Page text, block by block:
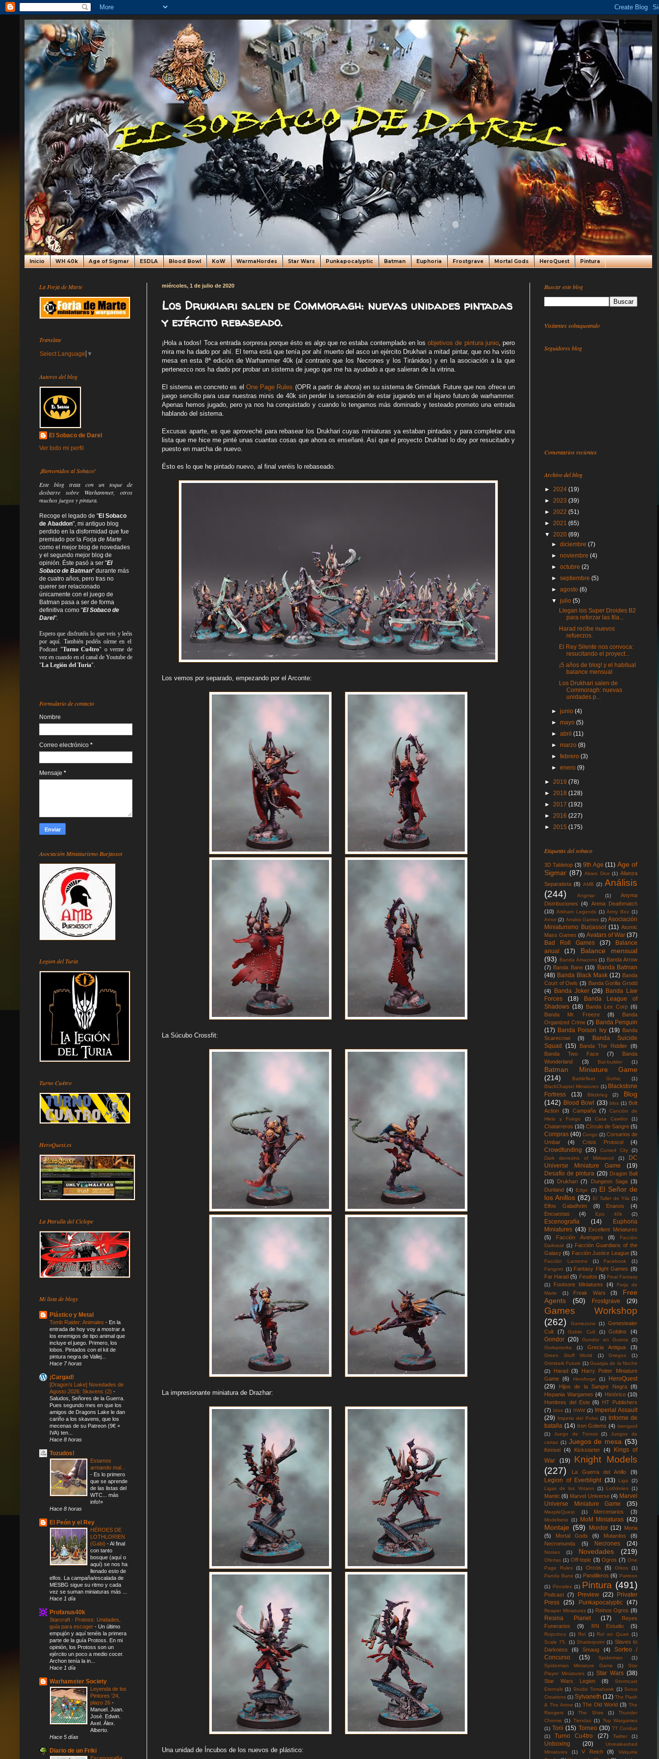
Inicio WH 40k Age of Sigmar ESDLA Blood Bowl KoW WarmaHordes Star Wars Punkapocalyptic Batman Euphoria Frostgrave Mortal Gods HeroQuest Pintura
miércoles, 1 de julio de 2020
Los Drukhari salen de Commoragh: nuevas unidades pintadas
y ejército rebaseado.
¡Hola a todos! Toca entrada sorpresa porque ésto es algo que no estaba contemplado en losobjetivos de pintura junio, pero
mira me ha dado por ahí. El tema está que tenía por ahí muerto del asco un ejército Drukhari a mitad pintar, que no ha visto
mesa en esta 8ª edición de Warhammer 40k (al contrario que los Necrones y los Tiránidos) y en la asociación a la que
pertenezco nos ha dado por probar un sistema de juego que me ha ayudado a que salieran de la vitrina.
El sistema en concreto es el One Page Rules (OPR a partir de ahora) en su sistema de Grimdark Future que nos ofrece un
juego sencillo para usar nuestras minis de 40k sin perder la sensación de estar jugando en el lejano futuro de warhammer.
Apenas hemos jugado, pero ya nos ha conquistado y cuando lo tengamos más dominado y testeado prometo una entrada
hablando del sistema.
Excusas aparte, es que aproveché para rebasear los Drukhari cuyas miniaturas ya estaban pintadas y para completar una
lista que me hice me pinté unas cuantas cosas que ahora os enseñaré. Así que el proyecto Drukhari lo doy por resucitado y
puesto en marcha de nuevo.
Ésto es lo que he pintado nuevo, al final veréis lo rebaseado.
Los vemos por separado, empezando por el Arconte:
La Súcubo Crossfit:
La impresionante miniatura de Drazhar:
Una unidad de Íncubos de los nuevos de plástico:
La Forja de Marte
Translate
Select Language ▼
Autores del blog
El Sobaco de Darel
Ver todo mi perfil
¡Bienvenidos al Sobaco!
Este blog trata con un toque de
desbarre sobre Warhammer, otros
muchos juegos y pintura.
Recoge el legado de "El Sobaco
de Abaddon", mi antiguo blog
perdido en la disformidad que fue
premiado por la Forja de Marte
como el mejor blog de novedades
y el segundo mejor blog de
opinión. Éste pasó a ser "El
Sobaco de Batman" durante más
de cuatro años, pero tras no
querer ser relacionado
únicamente con el juego de
Batman pasa a ser de forma
definitiva como "El Sobaco de
Darel".
Espero que disfrutéis lo queveis yleéis
por aquí. También podéis oírme en el
Podcast "Turno Cu4tro" o verme de
vez en cuando en el canal de Youtube de
"La Legión del Turia".
Formulario de contacto
Nombre
Correo electrónico *
Mensaje *
Asociación Miniaturismo Burjassot
Legion del Turia
Turno Cu4tro
HeroQuest.es
La Patrulla del Cíclope
Mi lista de blogs
Plástico y Metal
Tomb Raider: Animales - En la
entrada de hoy voy a mostrar a
los enemigos de tipo animal que
incluye el juego. Primero, los
lobos. Pintados con el kit de
pintura negra de Vallej...
Hace 7 horas
¡Cargad!
[Dragon’s Lake] Novedades de
Agosto 2026: Skavens (2) -
Saludos, Señores de la Guerra.
Pues segundo mes en que los
amigos de Dragons Lake le dan
cariño a los skavens, que los
mecenas de su Patreon (9€ +
IVA) ten...
Hace 8 horas
Tozudos!
Estamos
armando mal...
- Es lo primero
que se aprende
de las listas del
WTC... más
info!»
Hace 8 horas
El Peón y el Rey
HÉROES DE
LOTHLORIEN
(Gabi) -Al final
con tanto
bosque (aquí o
aquí) se nos ha
llenado esto de
elfos. La campaña/escalada de
MESBG sigue su ritmo y cada
vez se suman miniaturas más ...
Hace 1 día
Profanus40k
Starcraft - Protoss: Unidades,
guía para escoger - Un último
empujón y aquí tenéis la primera
parte de la guía Protoss. En mi
opinión, los Protoss son un
ejército un poco a medio cocer.
Archon tenía la in...
Hace 1 día
Warhamster Society
Leyenda de los
Pintores '24,
plazo 26 -
Manuel. Juan.
José. Edwin.
Axel. Álex.
Alberto.
Hace 5 días
Diario de un Friki
Buscar este blog
Visitantes sobaqueando
Seguidores blog
Comentarios recientes
Archivo del blog
► 2024 (19)
► 2023 (39)
► 2022 (51)
► 2021 (65)
▼ 2020 (69)
►diciembre(7)
►noviembre(4)
►octubre(2)
►septiembre(5)
►agosto(6)
▼julio(5)
Llegan los Super Droides B2
para reforzar las fila...
Harad recibe nuevos
refuerzos.
El Rey Silente nos convoca:
resucitando el proyect...
¡5 años de blog! y el habitual
balance mensual
Los Drukhari salen de
Commoragh: nuevas
unidades p...
►junio(4)
►mayo(5)
►abril(11)
►marzo(8)
►febrero(3)
►enero(9)
► 2019 (78)
► 2018 (128)
► 2017 (192)
► 2016 (227)
► 2015 (175)
Etiquetas del sobaco
3D Tabletop (3) 9th Age (11) Age of
Sigmar (87) Akaro Dice (1) Alianza
Separatista (8) AMB (2) Análisis
(244)
Angmar (1)
Anyma
Distribuciones
(4)
Arena Deathmatch
(10) Arkham Legends (1) Army Box (1)
Arnor (2) Arrakis Games (2) Asociación
Miniaturismo Burjassot (11) Atomic
Mass Games (6) Avatars of War (37)
Bad Roll Games
(37)
Balance
anual
(17)
Balance mensual
(93)
Banda Amazons (1) Banda Arrow
(7) Banda Bane (10)
Banda Batman
(48) Banda Black Mask (12) Banda
Court of Owls (3) Banda Gorilla Grodd
(4)
Banda Joker (26) Banda Law
Forces
(18)
Banda League of
Shadows (18) Banda Lex Corp (6)
Banda Mr. Freeze
(8)
Banda
Organized Crime (7) Banda Penguin
(17) Banda Poison Ivy (19) Banda
Scarecrow
(9)
Banda Suicide
Squad
(15) Banda The Riddler (8)
Banda Two Face
(7)
Banda
Wonderland
(3) Bat-builder (1)
Batman Miniature Game
(214)
Battlefleet Gothic
(1)
BlackChaptel Miniatures (1) Blackstone
Fortress
(13) Blitzkrieg (2)
Blog
(142) Blood Bowl (33) blos (1) Bolt
Action (3) Campaña (7)
Canción de
Hielo y Fuego
(2) Casa Cawdor (1)
Chatarreros (10) Círculo de Sangre (5)
Compras (40) Congo (2) Corsarios de
Umbar
(4) Crisis Protocol (4)
Crowdfunding (35) Cursed City
(2)
Dark denezins of Mirkwood
(1)
DC
Universe Miniature Game
(19)
Desafío de pintura (20) Dragon Ball
(10)
Drukhari (7) Dungeon Saga (3)
Dunland (4) Edge (2) El Señor de
los Anillos (82) El Taller de Yila (1)
Elfos Galadhrim (8) Enanos
(4)
Encuestas
(4) Epic 40k (2)
Escenografía (14)
Euphoria
Miniatures (43) Excellent Miniatures
(5)
Facción Avengers (8)
Facción
Darkseid (1) Facción Guardians of the
Galaxy (6) Facción Justice League (5)
Facción Lanterns (1) Facebook
(1)
Fangorn (1) Fantasy Flight Games (8)
Far Harad (5) Feudos (5) Final Fantasy
(1)
Footsore Miniatures (4)
Forja de
Marte
(1) Freak Wars (3)
Free
Agents
(50) Frostgrave (29)
Games Workshop
(262)
Gamezone (1)
Genestealer
Cult
(7) Goblin Cult (1) Goblins (4)
Gondor (20) Gondor en Guerra
(2)
Gorkamorka
(1) Grecia Antigua (3)
Green Stuff World (1) Griegos
(1)
Grimdark Future (1) Guargia de la Noche
(2)
Harad (3)
Harry Potter Miniature
Game
(6) Heroforge (1)
HeroQuest
(29)
Hijos de la Sangre Negra
(8)
Hispania Wargames (4) Histórico (10)
Hombres del Este (6)
HT Publishers
(7) Idos (1) IIWW (2)
Imperial Assault
(29) Imperio del Polvo (2)
Informe de
batalla (14) Iron Golems (4) Isengard
(1)
Juego de Tronos (2)
Juegos de
cartas (1) Juegos de mesa (53)
Kensei (4) Kickstarter (4)
Kings of
War
(19)
Knight Models
(227)
La Guerra del Anillo (9)
Legion of Everblight (33) Liga
(2)
Ligas de los Votann
(1) Lothlorien (1)
Mantic (6) Marvel Universe (4) Marvel
Universe Miniature Game
(35)
MeepleQuest (1) Mercenarios (3)
Modelismo (1) MoM Miniaturas (42)
Montaje (59) Mordor (12) Moria
(5)
Mortal Gods (6) Mutardos
(8)
Necromunda
(5) Necrones (24)
Norses (1) Novedades (219)
Ofertas (1) Off-topic (3) Ogros (7) One
Page Rules
(1) Orcos (5) Orkos
(1)
Panda Bane (1) Pandilleros (6) Patreon
(1) Pinceles (1) Pintura (491)
Podcast (7) Preview (22)
Privater
Press (25) Punkapocalyptic (47)
Reaper Miniatures (1) Reinos Ogros (8)
Resina Planet (17)
Reyes
Funerarios
(9) RN Estudio (5)
Rojocinco (1) Rol (1) Rol en Quart (1)
Scale 75.
(1) Shatterpoint (1) Slaves to
Darkness
(6) Smaug (4)
Sorteo /
Concurso
(15) Spiderman
(1)
Spiderman Miniature Game
(1)
Star
Player Miniatures (1) Star Wars (38)
Star Wars Legion (8)
Stormcast
Eternals (1) Studio Tomahawk (1) Surus
Creations (1) Sylvaneth (12) The Flash
& The Arrow (1) The Old World (3) The
Rangers
(1) The Shire (1)
Thunder
Chrome (1) Tiendas (1) Top Wargames
(1) Torii (15) Torneo (30) TT Combat
(1)
Turno Cu4tro (27) Twitter (1)
Unboxing (20)
Unrealeashed
Miniatures
(1) V Reich (8)
Valquiria